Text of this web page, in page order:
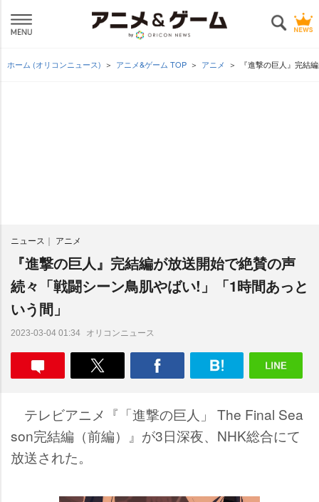
ホーム (オリコンニュース) アニメ&ゲーム TOP アニメ 『進撃の巨人』完結
ニュース アニメ
『進撃の巨人』完結編が放送開始で絶賛の声
続々「戦闘シーン鳥肌やばい!」「1時間あっと
いう間」
2023-03-04 01:34 オリコンニュース
テレビアニメ『「進撃の巨人」 The Final Sea
son完結編（前編）』が3日深夜、NHK総合にて
放送された。